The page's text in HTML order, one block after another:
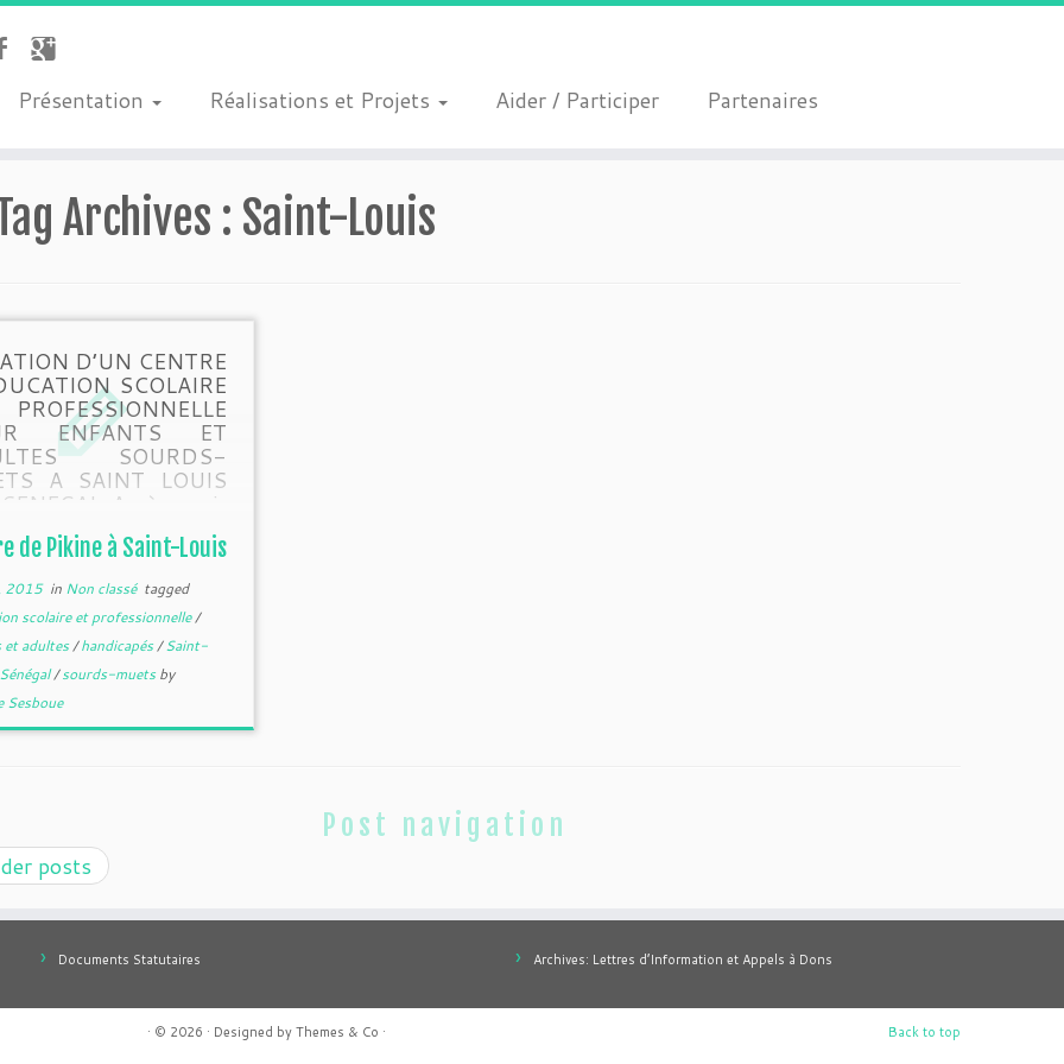
Présentation Réalisations et Projets Aider / Participer Partenaires
Archives : Saint-Louis
D’UN CENTRE
SCOLAIRE
ENFANTS ET
SOURDS-
A SAINT LOUIS
Après avoir
pendant
avec
de Saint-Louis,
a entrepris de créer
d’Education
et de Formation
pour
et adultes sourds-
dans le quartier de
de Pikine à Saint-Louis
2015in Non classé tagged
scolaire et professionnelle/
et adultes/handicapés/Saint-
Sénégal/sourds-muetsby
Sesboue
Post navigation
posts
Documents Statutaires Archives: Lettres d’Information et Appels à Dons
· © 2026 · Designed byThemes & Co · Back to top